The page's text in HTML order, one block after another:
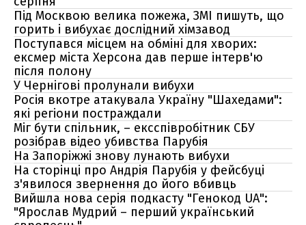
Під Москвою велика пожежа, ЗМІ пишуть, що
горить і вибухає дослідний хімзавод
Поступався місцем на обміні для хворих:
ексмер міста Херсона дав перше інтерв'ю
після полону
У Чернігові пролунали вибухи
Росія вкотре атакувала Україну "Шахедами":
які регіони постраждали
Міг бути спільник, – ексспівробітник СБУ
розібрав відео убивства Парубія
На Запоріжжі знову лунають вибухи
На сторінці про Андрія Парубія у фейсбуці
з'явилося звернення до його вбивць
Вийшла нова серія подкасту "Генокод UA":
"Ярослав Мудрий – перший український